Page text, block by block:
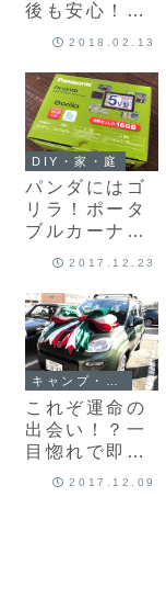
後も安心！汗
だくでクルマ
のために防水
シートカバー
を購入♪
2018.02.13
DIY・家・庭
パンダにはゴ
リラ！ポータ
ブルカーナビ
購入＆FIAT
Panda 4×4へ
の取り付け♪
2017.12.23
これぞ運命の
出会い！？一
目惚れで即決
注文した2017.12.09